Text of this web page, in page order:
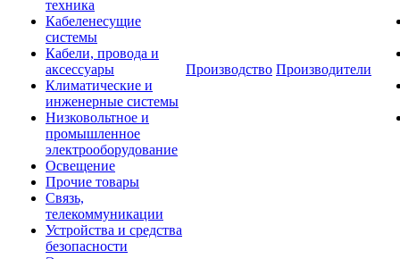
техника
Кабеленесущие
системы
Кабели, провода и
аксессуары
Климатические и
инженерные системы
Низковольтное и
промышленное
электрооборудование
Освещение
Прочие товары
Связь,
телекоммуникации
Устройства и средства
безопасности
Производство Производители